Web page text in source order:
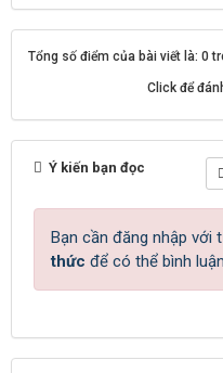
Tổng số điểm của bài viết là: 0
Click để
Ý kiến bạn đọc
Bạn cần đăng nhập với
thức để có thể bình luận